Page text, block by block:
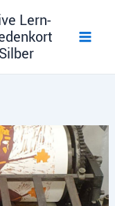
Lern-